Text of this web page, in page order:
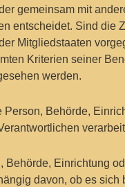
gemeinsam mit
entscheidet. Sind die
Mitgliedstaaten
Kriterien seiner
werden.
Behörde,
Einrichtung
davon, ob es sich